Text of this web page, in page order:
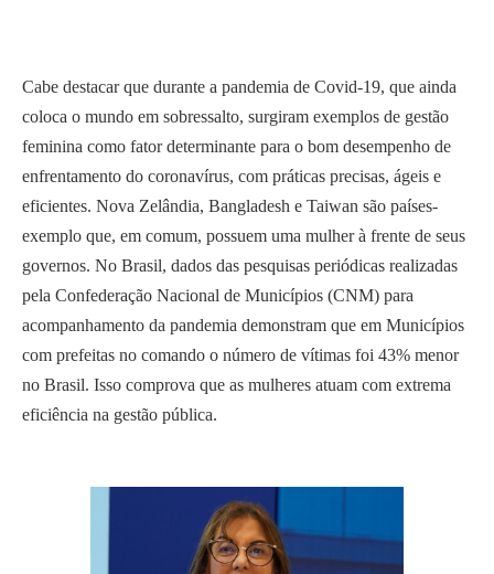
Cabe destacar que durante a pandemia de Covid-19, que ainda
coloca o mundo em sobressalto, surgiram exemplos de gestão
feminina como fator determinante para o bom desempenho de
enfrentamento do coronavírus, com práticas precisas, ágeis e
eficientes. Nova Zelândia, Bangladesh e Taiwan são países-
exemplo que, em comum, possuem uma mulher à frente de seus
governos. No Brasil, dados das pesquisas periódicas realizadas
pela Confederação Nacional de Municípios (CNM) para
acompanhamento da pandemia demonstram que em Municípios
com prefeitas no comando o número de vítimas foi 43% menor
no Brasil. Isso comprova que as mulheres atuam com extrema
eficiência na gestão pública.